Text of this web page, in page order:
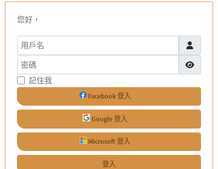
您好，
用戶名
密碼
顯示密碼
記住我
Facebook 登入
Google 登入
Microsoft 登入
登入